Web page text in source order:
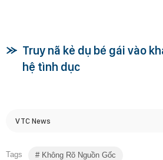
Truy nã kẻ dụ bé gái vào
hệ tình dục
VTC News
Tags Không Rõ Nguồn Gốc